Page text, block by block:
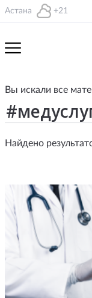
Астана +21
Вы искали все
Найдено